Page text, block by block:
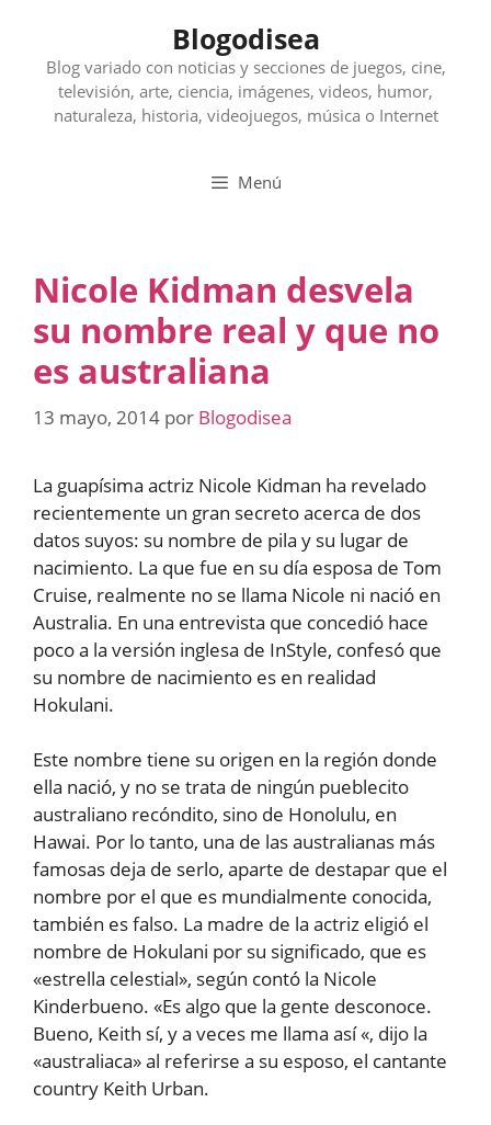
contenido
Blogodisea
Blog variado con noticias y secciones de juegos, cine,
televisión, arte, ciencia, imágenes, videos, humor,
naturaleza, historia, videojuegos, música o Internet
Menú
Nicole Kidman desvela
su nombre real y que no
es australiana
13 mayo, 2014 por Blogodisea
La guapísima actriz Nicole Kidman ha revelado
recientemente un gran secreto acerca de dos
datos suyos: su nombre de pila y su lugar de
nacimiento. La que fue en su día esposa de Tom
Cruise, realmente no se llama Nicole ni nació en
Australia. En una entrevista que concedió hace
poco a la versión inglesa de InStyle, confesó que
su nombre de nacimiento es en realidad
Hokulani.
Este nombre tiene su origen en la región donde
ella nació, y no se trata de ningún pueblecito
australiano recóndito, sino de Honolulu, en
Hawai. Por lo tanto, una de las australianas más
famosas deja de serlo, aparte de destapar que el
nombre por el que es mundialmente conocida,
también es falso. La madre de la actriz eligió el
nombre de Hokulani por su significado, que es
«estrella celestial», según contó la Nicole
Kinderbueno. «Es algo que la gente desconoce.
Bueno, Keith sí, y a veces me llama así «, dijo la
«australiaca» al referirse a su esposo, el cantante
country Keith Urban.